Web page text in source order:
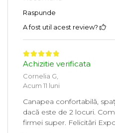
Raspunde
A fost util acest review?
Achizitie verificata
Cornelia G,
Acum 11 luni
Canapea confortabilă,
dacă este de 2 locuri.
firmei super. Felicitări